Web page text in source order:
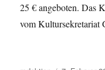
25 € angeboten. Das
vom Kultursekretariat